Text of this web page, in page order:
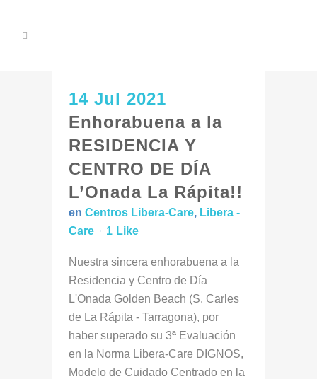
14 Jul 2021
Enhorabuena a la
RESIDENCIA Y
CENTRO DE DÍA
L’Onada La Rápita!!
en Centros Libera-Care, Libera -
Care
1 Like
Nuestra sincera enhorabuena a la
Residencia y Centro de Día
L'Onada Golden Beach (S. Carles
de La Rápita - Tarragona), por
haber superado su 3ª Evaluación
en la Norma Libera-Care DIGNOS,
Modelo de Cuidado Centrado en la